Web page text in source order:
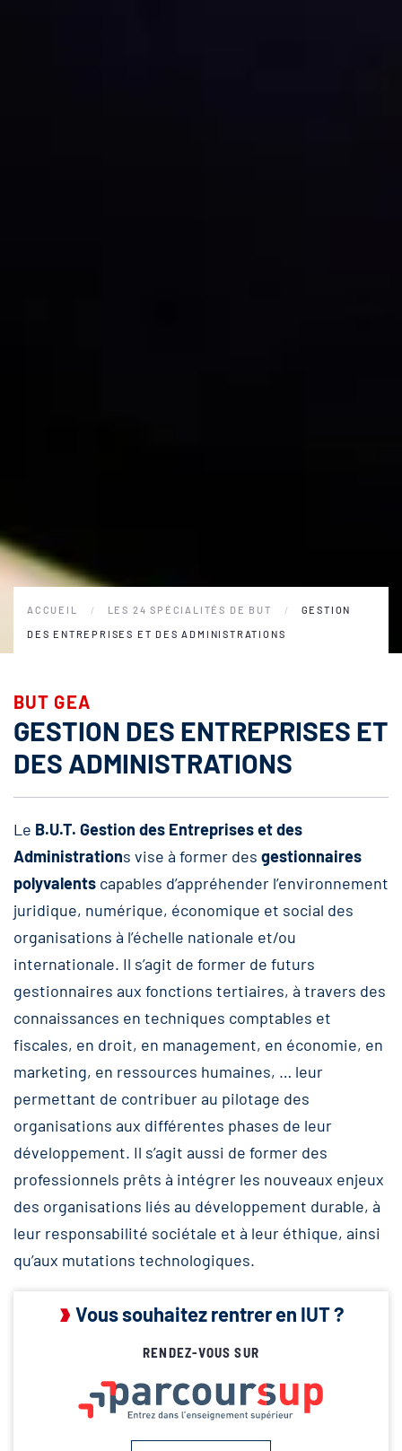
ACCUEIL LES 24 SPÉCIALITÉS DE BUT GESTION
DES ENTREPRISES ET DES ADMINISTRATIONS
BUT GEA
GESTION DES ENTREPRISES ET
DES ADMINISTRATIONS
Le B.U.T. Gestion des Entreprises et des
Administrations vise à former des gestionnaires
polyvalents capables d’appréhender l’environnement
juridique, numérique, économique et social des
organisations à l’échelle nationale et/ou
internationale. Il s’agit de former de futurs
gestionnaires aux fonctions tertiaires, à travers des
connaissances en techniques comptables et
fiscales, en droit, en management, en économie, en
marketing, en ressources humaines, … leur
permettant de contribuer au pilotage des
organisations aux différentes phases de leur
développement. Il s’agit aussi de former des
professionnels prêts à intégrer les nouveaux enjeux
des organisations liés au développement durable, à
leur responsabilité sociétale et à leur éthique, ainsi
qu’aux mutations technologiques.
Vous souhaitez rentrer en IUT ?
RENDEZ-VOUS SUR